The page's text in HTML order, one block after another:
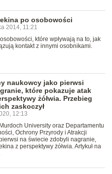
po osobowości
2014, 11:21
które wpływają na to, jak
kontakt z innymi osobnikami.
naukowcy jako pierwsi
które pokazuje atak
żółwia. Przebieg
zaskoczył
12:13
University oraz Departamentu
Ochrony Przyrody i Atrakcji
na świecie zdobyli nagranie,
z perspektywy żółwia. Artykuł na